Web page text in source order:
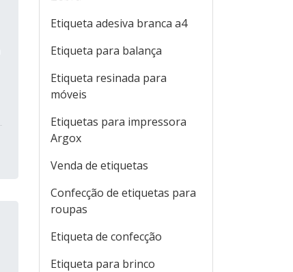
Etiqueta adesiva branca a4
Etiqueta para balança
Etiqueta resinada para
móveis
Etiquetas para impressora
Argox
Venda de etiquetas
Confecção de etiquetas para
roupas
Etiqueta de confecção
Etiqueta para brinco